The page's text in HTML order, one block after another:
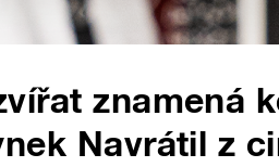
znamená
Navrátil z